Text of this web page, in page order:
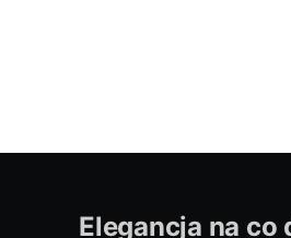
Elegancja na co